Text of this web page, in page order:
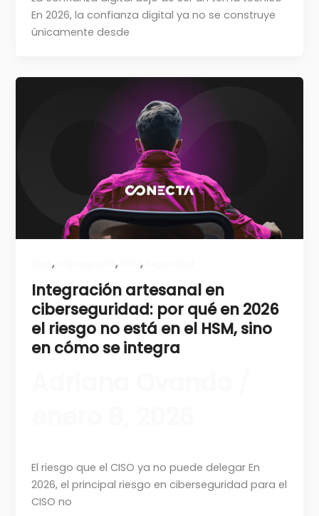
En 2026, la confianza digital ya no se construye
únicamente desde
Blog, criptografía, HSM,
Integración artesanal en
ciberseguridad: por qué en 2026
el riesgo no está en el HSM, sino
en cómo se integra
El riesgo que el CISO ya no puede delegar En
2026, el principal riesgo en ciberseguridad para el
CISO no